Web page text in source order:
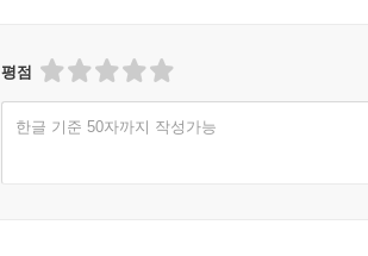
평점
한글 기준 50자까지 작성가능